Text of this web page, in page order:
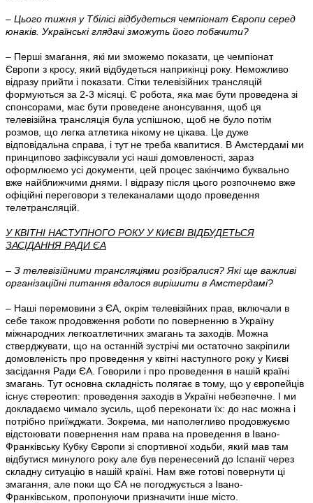
– Цього тижня у Тбілісі відбудеться чемпіонат Європи серед
юнаків. Українські глядачі зможуть його побачити?
– Перші змагання, які ми зможемо показати, це чемпіонат
Європи з кросу, який відбудеться наприкінці року. Неможливо
відразу прийти і показати. Сітки телевізійних трансляцій
формуються за 2-3 місяці. Є робота, яка має бути проведена зі
спонсорами, має бути проведене анонсування, щоб ця
телевізійна трансляція була успішною, щоб не було потім
розмов, що легка атлетика нікому не цікава. Це дуже
відповідальна справа, і тут не треба квапитися. В Амстердамі ми
принципово зафіксували усі наші домовленості, зараз
оформлюємо усі документи, цей процес закінчимо буквально
вже найближчими днями. І відразу після цього розпочнемо вже
офіційні переговори з телеканалами щодо проведення
телетрансляцій.
У КВІТНІ НАСТУПНОГО РОКУ У КИЄВІ ВІДБУДЕТЬСЯ
ЗАСІДАННЯ РАДИ ЄА
– З телевізійними трансляціями розібралися? Які ще важливі
організаційні питання вдалося вирішити в Амстердамі?
– Наші перемовини з ЄА, окрім телевізійних прав, включали в
себе також продовження роботи по поверненню в Україну
міжнародних легкоатлетичних змагань та заходів. Можна
стверджувати, що на останній зустрічі ми остаточно закріпили
домовленість про проведення у квітні наступного року у Києві
засідання Ради ЄА. Говорили і про проведення в нашій країні
змагань. Тут основна складність полягає в тому, що у європейців
існує стереотип: проведення заходів в Україні небезпечне. І ми
докладаємо чимало зусиль, щоб переконати їх: до нас можна і
потрібно приїжджати. Зокрема, ми наполегливо продовжуємо
відстоювати повернення нам права на проведення в Івано-
Франківську Кубку Європи зі спортивної ходьби, який мав там
відбутися минулого року але був перенесений до Іспанії через
складну ситуацію в нашій країні. Нам вже готові повернути ці
змагання, але поки що ЄА не погоджується з Івано-
Франківськом, пропонуючи призначити інше місто.